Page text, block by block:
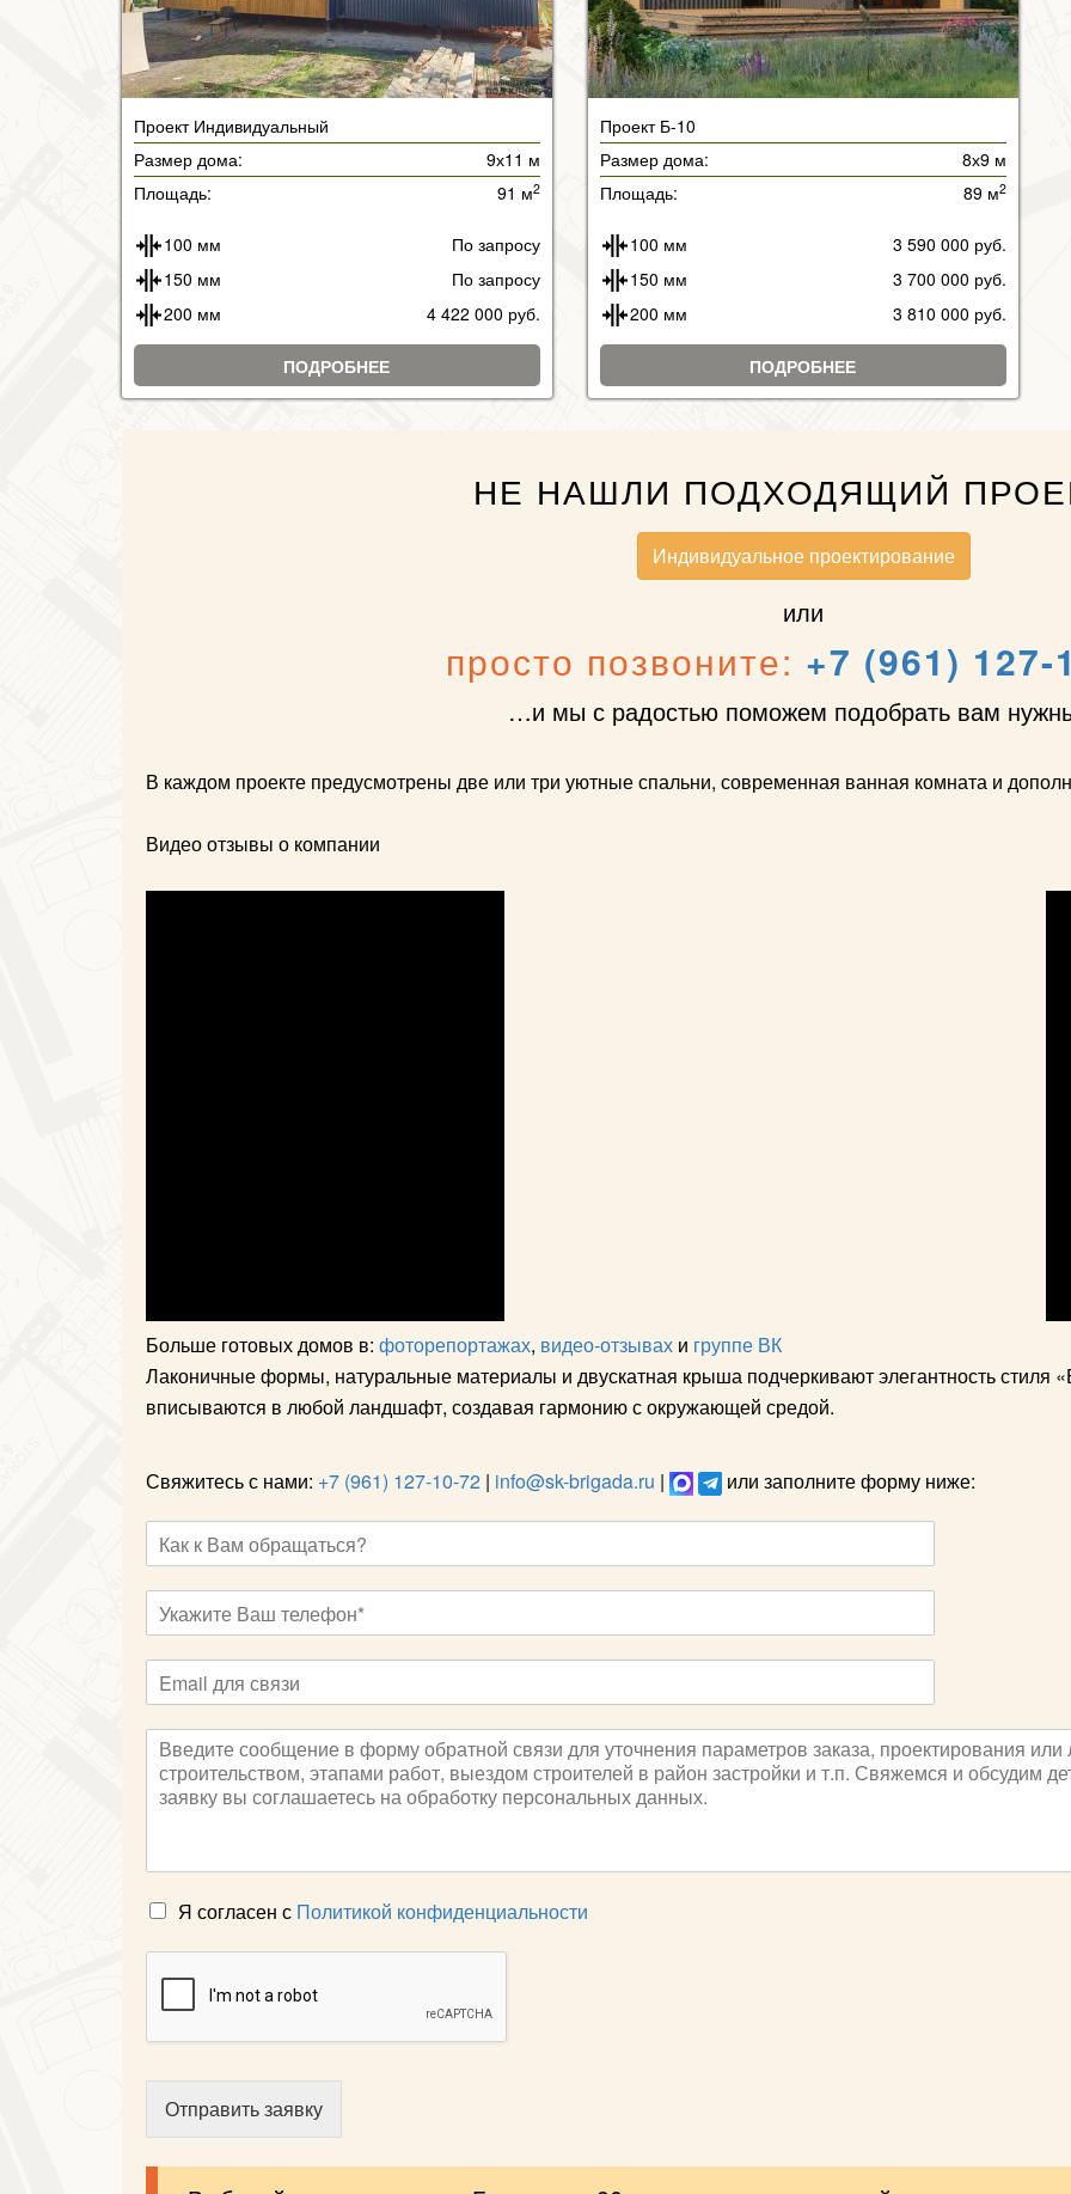
Проект Индивидуальный
Размер дома:
9х11 м
Площадь:
91 м2
100 мм
По запросу
150 мм
По запросу
200 мм
4 422 000 руб.
ПОДРОБНЕЕ
Проект Б-10
Размер дома:
8х9 м
Площадь:
89 м2
100 мм
3 590 000 руб.
150 мм
3 700 000 руб.
200 мм
3 810 000 руб.
ПОДРОБНЕЕ
НЕ НАШЛИ ПОДХОДЯЩИЙ
Индивидуальное проектирование
или
просто позвоните: +7 (961) 127-
…и мы с радостью поможем подобрать вам
В каждом проекте предусмотрены две или три уютные спальни, современная ванная комната и
Видео отзывы о компании
Больше готовых домов в: фоторепортажах, видео-отзывах и группе ВК
Лаконичные формы, натуральные материалы и двускатная крыша подчеркивают элегантность стиля
вписываются в любой ландшафт, создавая гармонию с окружающей средой.
Свяжитесь с нами: +7 (961) 127-10-72 | info@sk-brigada.ru | или заполните форму ниже:
Я согласен с Политикой конфиденциальности
Отправить заявку